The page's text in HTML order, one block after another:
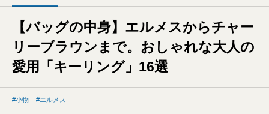
【バッグの中身】エルメスからチャー
リーブラウンまで。おしゃれな大人の
愛用「キーリング」16選
小物 エルメス